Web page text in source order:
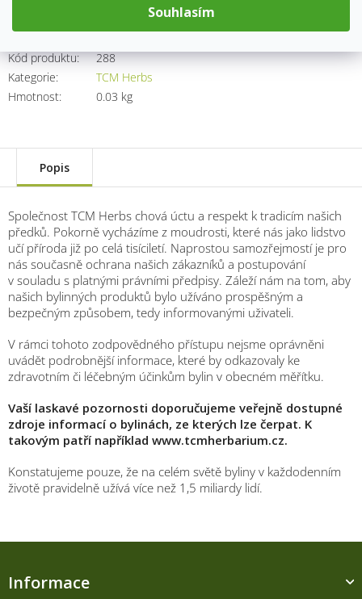
Souhlasím
Kód produktu:
288
Kategorie:
TCM Herbs
Hmotnost: 0.03 kg
Popis
Společnost TCM Herbs chová úctu a respekt k tradicím našich
předků. Pokorně vycházíme z moudrosti, které nás jako lidstvo
učí příroda již po celá tisíciletí. Naprostou samozřejmostí je pro
nás současně ochrana našich zákazníků a postupování
v souladu s platnými právními předpisy. Záleží nám na tom, aby
našich bylinných produktů bylo užíváno prospěšným a
bezpečným způsobem, tedy informovanými uživateli.
V rámci tohoto zodpovědného přístupu nejsme oprávněni
uvádět podrobnější informace, které by odkazovaly ke
zdravotním či léčebným účinkům bylin v obecném měřítku.
Vaší laskavé pozornosti doporučujeme veřejně dostupné
zdroje informací o bylinách, ze kterých lze čerpat. K
takovým patří například www.tcmherbarium.cz.
Konstatujeme pouze, že na celém světě byliny v každodenním
životě pravidelně užívá více než 1,5 miliardy lidí.
Informace